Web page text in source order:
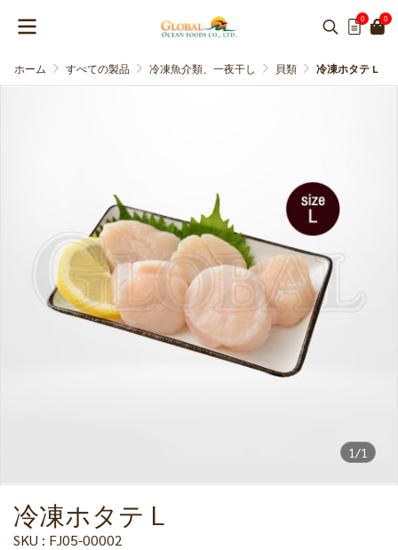
0 0
ホーム すべての製品 冷凍魚介類、一夜干し 貝類 冷凍ホタテ L
1/1
冷凍ホタテ L
SKU : FJ05-00002